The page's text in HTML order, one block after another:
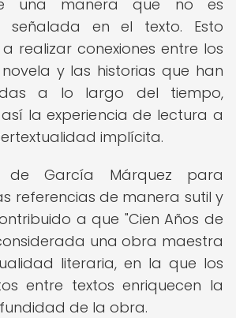
una manera que no es
señalada en el texto. Esto
realizar conexiones entre los
y las historias que han
a lo largo del tiempo,
la experiencia de lectura a
implícita.
de García Márquez para
referencias de manera sutil y
a que "Cien Años de
una obra maestra
literaria, en la que los
entre textos enriquecen la
de la obra.